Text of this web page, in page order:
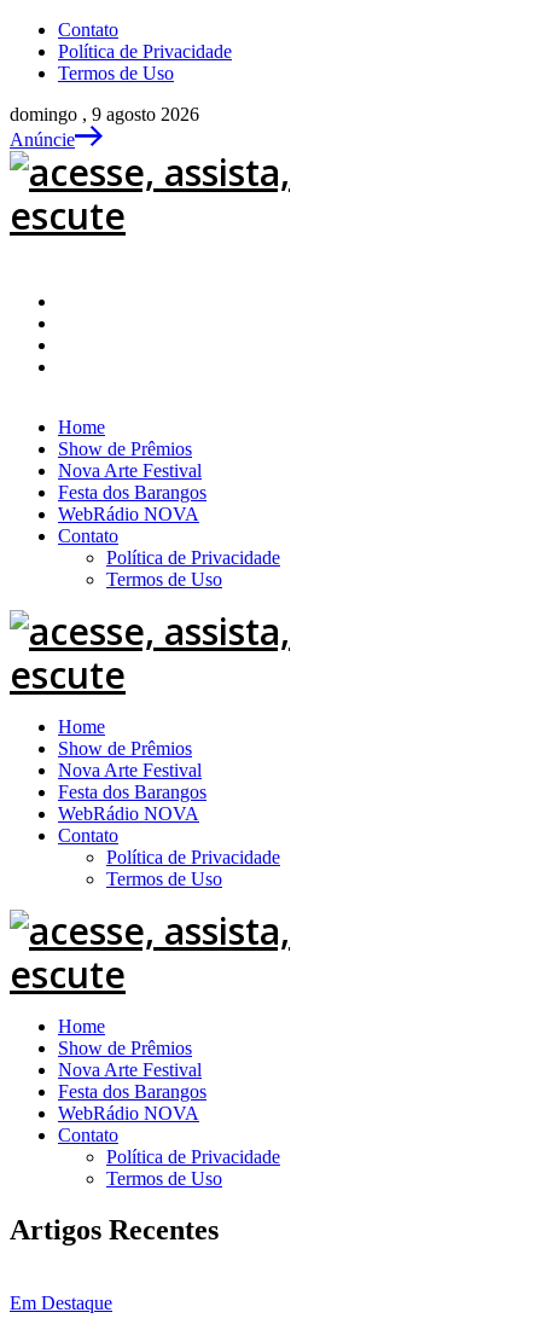
Contato
Política de Privacidade
Termos de Uso
domingo , 9 agosto 2026
Anúncie
Home
Show de Prêmios
Nova Arte Festival
Festa dos Barangos
WebRádio NOVA
Contato
Política de Privacidade
Termos de Uso
Home
Show de Prêmios
Nova Arte Festival
Festa dos Barangos
WebRádio NOVA
Contato
Política de Privacidade
Termos de Uso
Home
Show de Prêmios
Nova Arte Festival
Festa dos Barangos
WebRádio NOVA
Contato
Política de Privacidade
Termos de Uso
Artigos Recentes
Em Destaque